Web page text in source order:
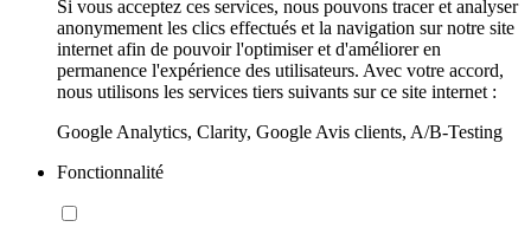
Si vous acceptez ces services, nous pouvons tracer et analyser
anonymement les clics effectués et la navigation sur notre site
internet afin de pouvoir l'optimiser et d'améliorer en
permanence l'expérience des utilisateurs. Avec votre accord,
nous utilisons les services tiers suivants sur ce site internet :
Google Analytics, Clarity, Google Avis clients, A/B-Testing
Fonctionnalité